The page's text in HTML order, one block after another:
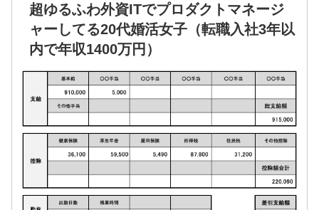
超ゆるふわ外資ITでプロダクトマネージ
ャーしてる20代婚活女子（転職入社3年以
内で年収1400万円）